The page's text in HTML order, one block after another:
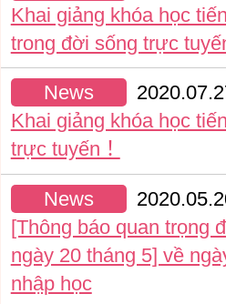
Khai giảng khóa học
trong đời sống trực
News
Khai giảng khóa học
trực tuyến！
News
[Thông báo quan trọng
ngày 20 tháng 5] về
nhập học